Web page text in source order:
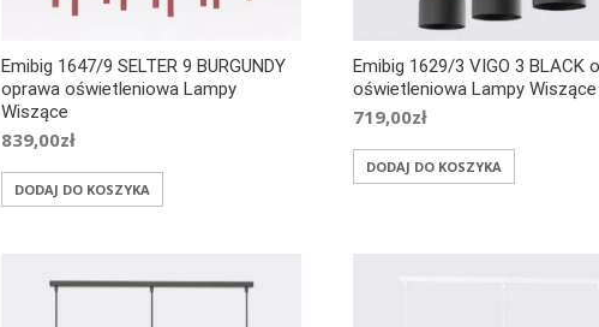
Emibig 1647/9 SELTER 9 BURGUNDY
oprawa oświetleniowa Lampy
Wiszące
839,00zł
DODAJ DO KOSZYKA
Emibig 1629/3 VIGO 3 BLACK
oświetleniowa Lampy Wiszące
719,00zł
DODAJ DO KOSZYKA